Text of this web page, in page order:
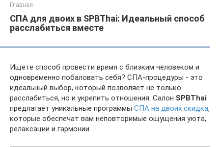
Главная
СПА для двоих в SPBThai: Идеальный способ
расслабиться вместе
Ищете способ провести время с близким человеком и
одновременно побаловать себя? СПА-процедуры - это
идеальный выбор, который позволяет не только
расслабиться, но и укрепить отношения. Салон SPBThai
предлагает уникальные программы СПА на двоих скидка,
которые обеспечат вам неповторимые ощущения уюта,
релаксации и гармонии.